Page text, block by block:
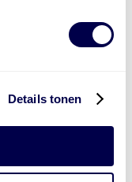
Details tonen